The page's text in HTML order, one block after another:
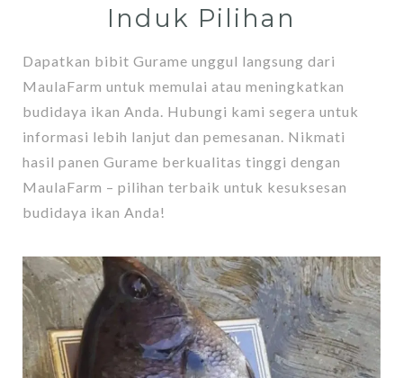
Induk Pilihan
Dapatkan bibit Gurame unggul langsung dari
MaulaFarm untuk memulai atau meningkatkan
budidaya ikan Anda. Hubungi kami segera untuk
informasi lebih lanjut dan pemesanan. Nikmati
hasil panen Gurame berkualitas tinggi dengan
MaulaFarm – pilihan terbaik untuk kesuksesan
budidaya ikan Anda!